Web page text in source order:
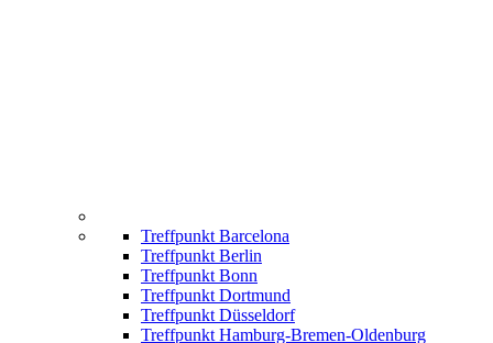
Treffpunkt Barcelona
Treffpunkt Berlin
Treffpunkt Bonn
Treffpunkt Dortmund
Treffpunkt Düsseldorf
Treffpunkt Hamburg-Bremen-Oldenburg